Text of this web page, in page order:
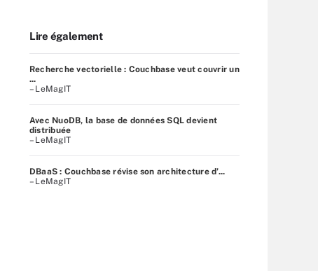
Lire également
Recherche vectorielle : Couchbase veut couvrir un
...
– LeMagIT
Avec NuoDB, la base de données SQL devient
distribuée
– LeMagIT
DBaaS : Couchbase révise son architecture d’...
– LeMagIT